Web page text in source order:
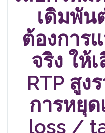
เดิมพัน
ต้องการ
จริง ให้
RTP สูง
การหยุ
loss /